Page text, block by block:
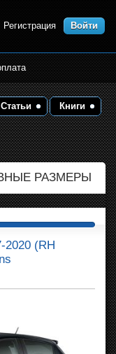
Регистрация Войти
Статьи Книги
РАЗМЕРЫ
2020 (RH